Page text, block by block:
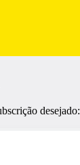
desejado: